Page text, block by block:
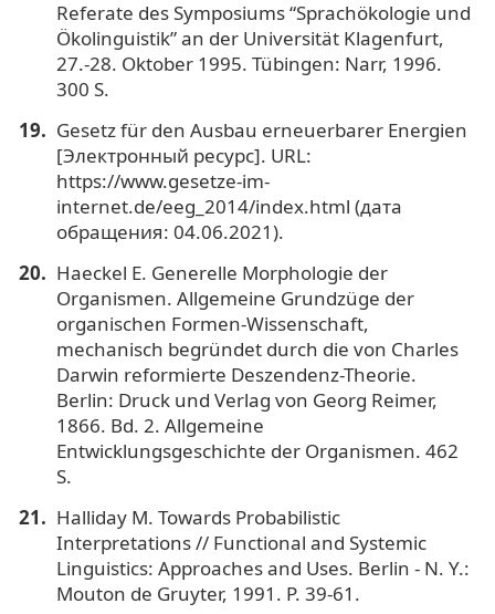
Referate des Symposiums “Sprachökologie und
Ökolinguistik” an der Universität Klagenfurt,
27.-28. Oktober 1995. Tübingen: Narr, 1996.
300 S.
Gesetz für den Ausbau erneuerbarer Energien
[Электронный ресурс]. URL:
https://www.gesetze-im-
internet.de/eeg_2014/index.html (дата
обращения: 04.06.2021).
Haeckel E. Generelle Morphologie der
Organismen. Allgemeine Grundzüge der
organischen Formen-Wissenschaft,
mechanisch begründet durch die von Charles
Darwin reformierte Deszendenz-Theorie.
Berlin: Druck und Verlag von Georg Reimer,
1866. Bd. 2. Allgemeine
Entwicklungsgeschichte der Organismen. 462
S.
Halliday M. Towards Probabilistic
Interpretations // Functional and Systemic
Linguistics: Approaches and Uses. Berlin - N. Y.:
Mouton de Gruyter, 1991. P. 39-61.